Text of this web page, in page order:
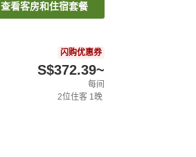
查看客房和住宿套餐
闪购优惠券
S$372.39~
每间
2位住客 1晚